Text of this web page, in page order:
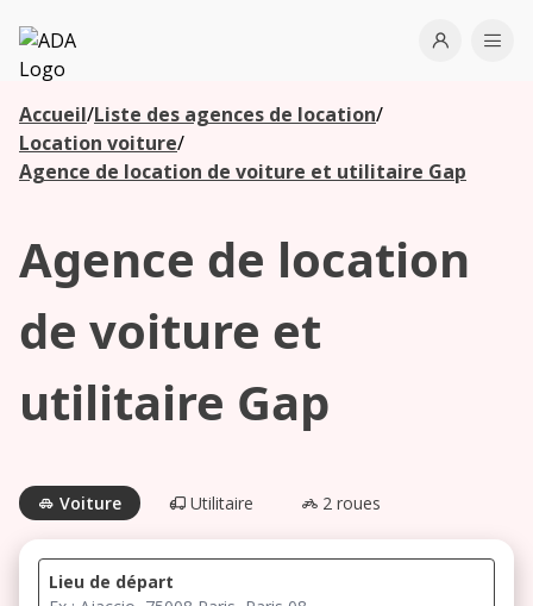
ADA
Open
Accueil/Liste des agences de location/
Location voiture/
Agence de location de voiture et utilitaire Gap
Agence de location
de voiture et
utilitaire Gap
Voiture Utilitaire 2 roues
Lieu de départ
Les
agences à
proximité
Commencez
votre
recherche
agences à
proximité